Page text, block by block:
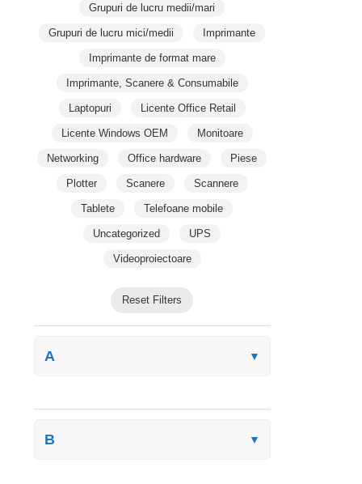
Grupuri de lucru medii/mari
Grupuri de lucru mici/medii Imprimante
Imprimante de format mare
Imprimante, Scanere & Consumabile
Laptopuri Licente Office Retail
Licente Windows OEM Monitoare
Networking Office hardware Piese
Plotter Scanere Scannere
Tablete Telefoane mobile
Uncategorized UPS
Videoproiectoare
Reset Filters
A ▼
B ▼